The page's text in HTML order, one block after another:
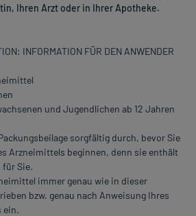
Ihren Arzt oder in Ihrer Apotheke.
INFORMATION FÜR DEN ANWENDER
und Jugendlichen ab 12 Jahren
sorgfältig durch, bevor Sie
Arzneimittels beginnen, denn sie enthält
Sie.
immer genau wie in dieser
bzw. genau nach Anweisung Ihres
ein.